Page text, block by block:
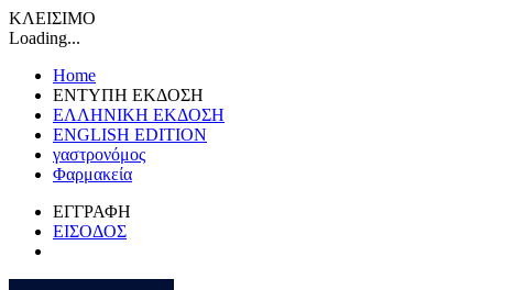
ΚΛΕΙΣΙΜΟ
Loading...
Home
ΕΝΤΥΠΗ ΕΚΔΟΣΗ
ΕΛΛΗΝΙΚΗ ΕΚΔΟΣΗ
ENGLISH EDITION
γαστρονόμος
Φαρμακεία
ΕΓΓΡΑΦΗ
ΕΙΣΟΔΟΣ